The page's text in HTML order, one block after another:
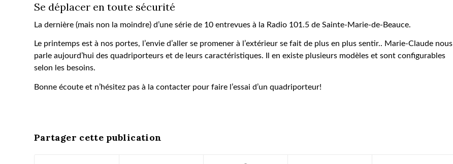
Se déplacer en toute sécurité
La dernière (mais non la moindre) d’une série de 10 entrevues à la Radio 101.5 de Sainte-Marie-de-Beauce.
Le printemps est à nos portes, l’envie d’aller se promener à l’extérieur se fait de plus en plus sentir.. Marie-Claude nous
parle aujourd’hui des quadriporteurs et de leurs caractéristiques. Il en existe plusieurs modèles et sont configurables
selon les besoins.
Bonne écoute et n’hésitez pas à la contacter pour faire l’essai d’un quadriporteur!
Partager cette publication